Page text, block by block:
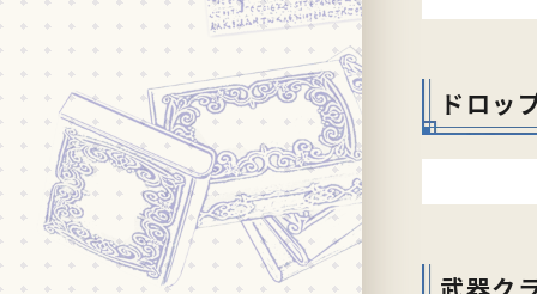
ドロッ